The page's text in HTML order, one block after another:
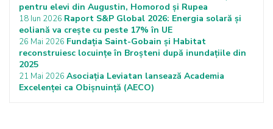
pentru elevi din Augustin, Homorod și Rupea
18 Iun 2026 Raport S&P Global 2026: Energia solară și
eoliană va crește cu peste 17% în UE
26 Mai 2026 Fundația Saint-Gobain și Habitat
reconstruiesc locuințe în Broșteni după inundațiile din
2025
21 Mai 2026 Asociația Leviatan lansează Academia
Excelenței ca Obișnuință (AECO)